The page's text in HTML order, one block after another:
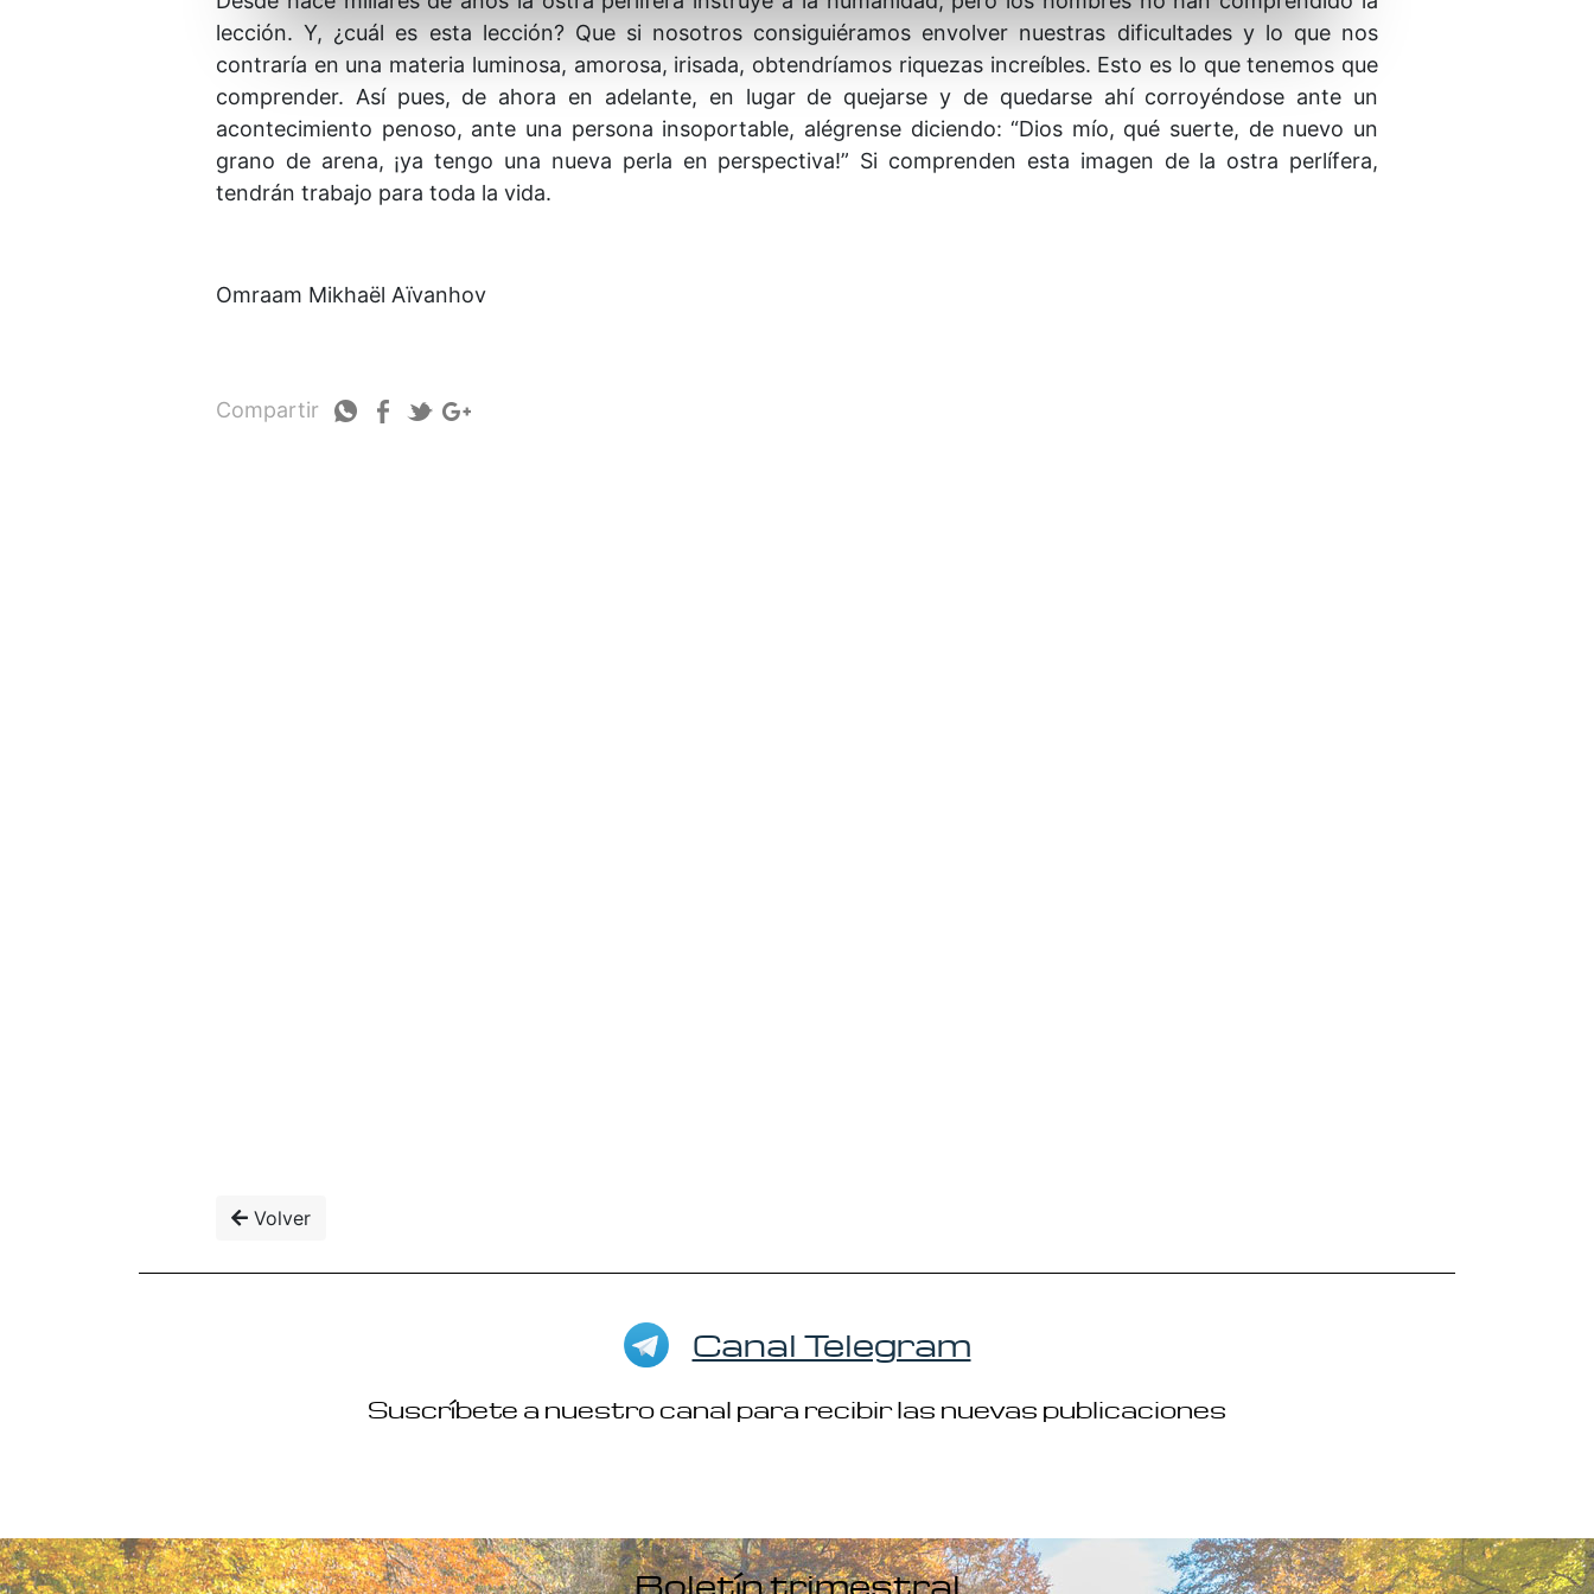
lección. Y, ¿cuál es esta lección? Que si nosotros consiguiéramos envolver nuestras dificultades y lo que nos
contraría en una materia luminosa, amorosa, irisada, obtendríamos riquezas increíbles. Esto es lo que tenemos que
comprender. Así pues, de ahora en adelante, en lugar de quejarse y de quedarse ahí corroyéndose ante un
acontecimiento penoso, ante una persona insoportable, alégrense diciendo: “Dios mío, qué suerte, de nuevo un
grano de arena, ¡ya tengo una nueva perla en perspectiva!” Si comprenden esta imagen de la ostra perlífera,
tendrán trabajo para toda la vida.
Omraam Mikhaël Aïvanhov
Compartir
Volver
Canal Telegram
Suscríbete a nuestro canal para recibir las nuevas publicaciones
Boletín trimestral